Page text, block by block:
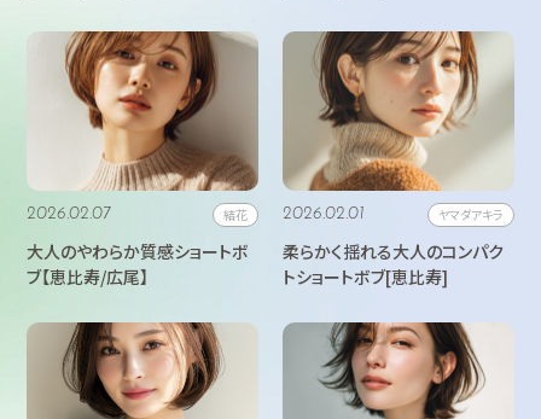
2026.02.07
大人のやわらか質感ショートボ
ブ【恵比寿/広尾】
結花 2026.02.01
柔らかく揺れる大人のコンパク
トショートボブ[恵比寿]
ヤマダアキラ